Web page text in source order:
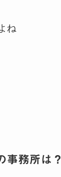
ね
事務所は？